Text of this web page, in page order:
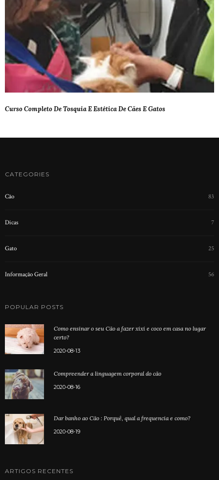
Curso Completo De Tosquia E Estética De Cães E Gatos
CATEGORIES
Cão 83
Dicas 7
Gato 25
Informação Geral 56
POPULAR POSTS
Como ensinar o seu Cão a fazer xixi e coco em casa no lugar
certo?
2020-08-13
Compreender a linguagem corporal do cão
2020-08-16
Dar banho ao Cão : Porquê, qual a frequencia e como?
2020-08-19
ARTIGOS RECENTES